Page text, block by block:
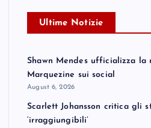
Ultime Notizie
Shawn Mendes ufficializza la
Marquezine sui social
August 6, 2026
Scarlett Johansson critica gli
‘irraggiungibili’